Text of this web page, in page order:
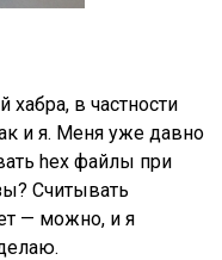
хабра, в частности
и я. Меня уже давно
hex файлы при
Считывать
— можно, и я